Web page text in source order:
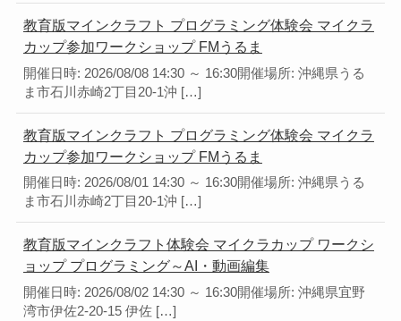
教育版マインクラフト プログラミング体験会 マイクラ
カップ参加ワークショップ FMうるま
開催日時: 2026/08/08 14:30 ～ 16:30開催場所: 沖縄県うる
ま市石川赤崎2丁目20-1沖 […]
教育版マインクラフト プログラミング体験会 マイクラ
カップ参加ワークショップ FMうるま
開催日時: 2026/08/01 14:30 ～ 16:30開催場所: 沖縄県うる
ま市石川赤崎2丁目20-1沖 […]
教育版マインクラフト体験会 マイクラカップ ワークシ
ョップ プログラミング～AI・動画編集
開催日時: 2026/08/02 14:30 ～ 16:30開催場所: 沖縄県宜野
湾市伊佐2-20-15 伊佐 […]